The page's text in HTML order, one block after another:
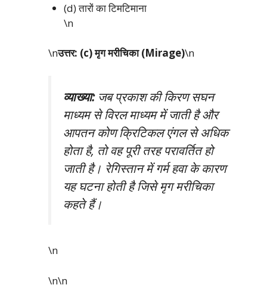
(d) तारों का टिमटिमाना
\n
\nउत्तर: (c) मृग मरीचिका (Mirage)\n
व्याख्या:जब प्रकाश की किरण सघन
माध्यम से विरल माध्यम में जाती है और
आपतन कोण क्रिटिकल एंगल से अधिक
होता है, तो वह पूरी तरह परावर्तित हो
जाती है। रेगिस्तान में गर्म हवा के कारण
यह घटना होती है जिसे मृग मरीचिका
कहते हैं।
\n
\n\n